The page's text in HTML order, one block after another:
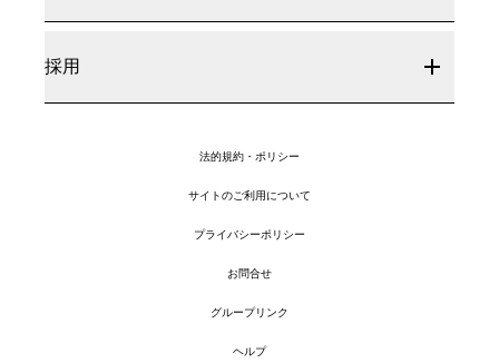
採用
法的規約・ポリシー
サイトのご利用について
プライバシーポリシー
お問合せ
グループリンク
ヘルプ